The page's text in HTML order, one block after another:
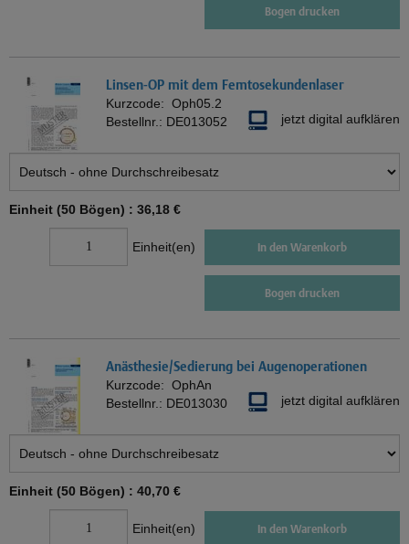
Bogen drucken
Linsen-OP mit dem Femtosekundenlaser
Kurzcode: Oph05.2
Bestellnr.: DE013052 jetzt digital aufklären
Einheit (50 Bögen) : 36,18 €
Einheit(en) In den Warenkorb
Bogen drucken
Anästhesie/Sedierung bei Augenoperationen
Kurzcode: OphAn
Bestellnr.: DE013030 jetzt digital aufklären
Einheit (50 Bögen) : 40,70 €
Einheit(en) In den Warenkorb